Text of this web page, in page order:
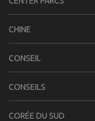
CHINE
CONSEIL
CONSEILS
CORÉE DU SUD